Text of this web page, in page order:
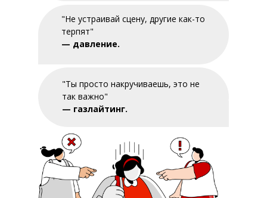
"Не устраивай сцену, другие как-то
терпят"
— давление.
"Ты просто накручиваешь, это не
так важно"
— газлайтинг.